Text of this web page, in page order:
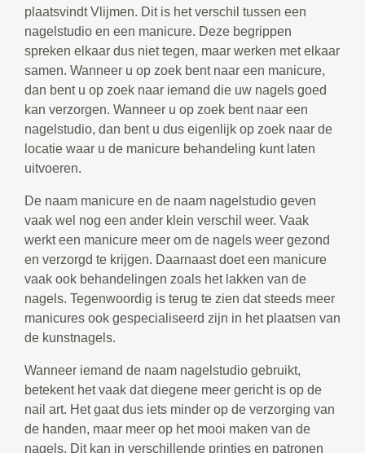
plaatsvindt Vlijmen. Dit is het verschil tussen een
nagelstudio en een manicure. Deze begrippen
spreken elkaar dus niet tegen, maar werken met elkaar
samen. Wanneer u op zoek bent naar een manicure,
dan bent u op zoek naar iemand die uw nagels goed
kan verzorgen. Wanneer u op zoek bent naar een
nagelstudio, dan bent u dus eigenlijk op zoek naar de
locatie waar u de manicure behandeling kunt laten
uitvoeren.
De naam manicure en de naam nagelstudio geven
vaak wel nog een ander klein verschil weer. Vaak
werkt een manicure meer om de nagels weer gezond
en verzorgd te krijgen. Daarnaast doet een manicure
vaak ook behandelingen zoals het lakken van de
nagels. Tegenwoordig is terug te zien dat steeds meer
manicures ook gespecialiseerd zijn in het plaatsen van
de kunstnagels.
Wanneer iemand de naam nagelstudio gebruikt,
betekent het vaak dat diegene meer gericht is op de
nail art. Het gaat dus iets minder op de verzorging van
de handen, maar meer op het mooi maken van de
nagels. Dit kan in verschillende printjes en patronen